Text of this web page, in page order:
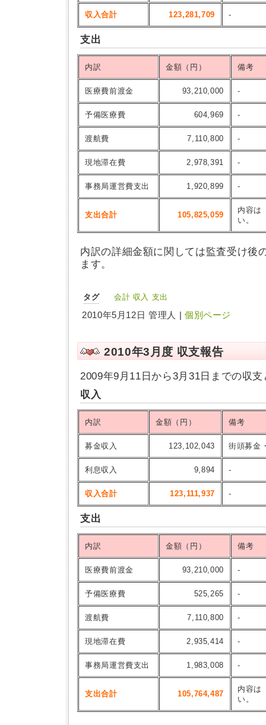
収入合計 123,281,709 -
支出
内訳 金額（円） 備考
医療費前渡金 93,210,000 -
予備医療費 604,969 -
渡航費 7,110,800 -
現地滞在費 2,978,391 -
事務局運営費支出 1,920,899 -
支出合計 105,825,059
内容は
い。
内訳の詳細金額に関しては監査受け後
ます。
タグ 会計 収入 支出
2010年5月12日 管理人 | 個別ページ
2010年3月度 収支報告
2009年9月11日から3月31日までの収
収入
内訳 金額（円） 備考
募金収入 123,102,043 街頭募金
利息収入 9,894 -
収入合計 123,111,937 -
支出
内訳 金額（円） 備考
医療費前渡金 93,210,000 -
予備医療費 525,265 -
渡航費 7,110,800 -
現地滞在費 2,935,414 -
事務局運営費支出 1,983,008 -
支出合計 105,764,487
内容は
い。